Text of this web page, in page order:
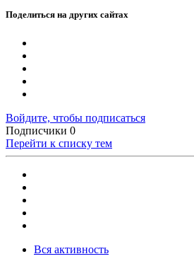
Поделиться на других сайтах
Войдите, чтобы подписаться
Подписчики 0
Перейти к списку тем
Вся активность